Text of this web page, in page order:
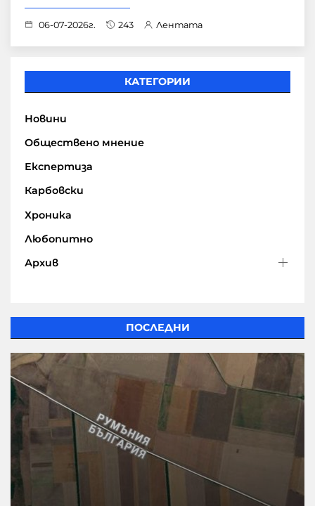
06-07-2026г. 243 Лентата
КАТЕГОРИИ
Новини
Обществено мнение
Експертиза
Карбовски
Хроника
Любопитно
Архив
ПОСЛЕДНИ